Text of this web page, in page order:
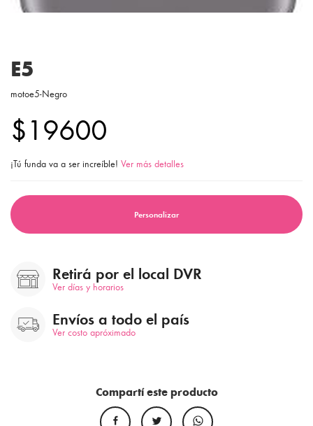
E5
motoe5-Negro
$19600
¡Tú funda va a ser increíble! Ver más detalles
Personalizar
Retirá por el local DVR
Ver días y horarios
Envíos a todo el país
Ver costo apróximado
Compartí este producto